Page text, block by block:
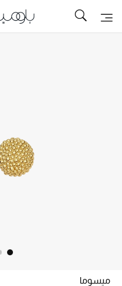
تخفيضات
ميسوما